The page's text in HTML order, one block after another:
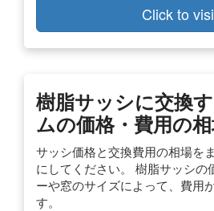
Click to
樹脂サッシに交換
ムの価格・費用の
サッシ価格と交換費用の相場を
にしてください。 樹脂サッシの
ーや窓のサイズによって、費用
す。